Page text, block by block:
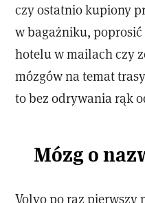
czy ostatnio kupiony
w bagażniku,
hotelu w mailach czy
mózgów na temat
to bez odrywania rąk
Mózg o
Volvo po raz pierwszy